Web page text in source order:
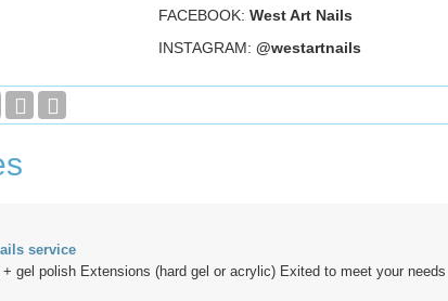
FACEBOOK: West Art Nails
INSTAGRAM: @westartnails
service
+ gel polish Extensions (hard gel or acrylic) Exited to meet your needs